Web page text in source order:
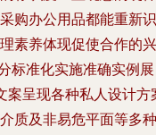
购办公用品都能重新识
素养体现促使合作的兴
标准化实施准确实例展
案呈现各种私人设计方
质及非易危平面等多种